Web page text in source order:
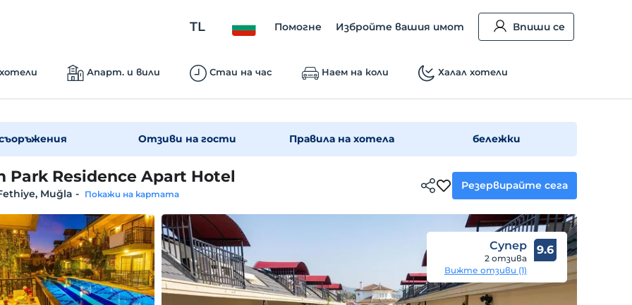
TL Помогне Избройте вашия имот Впиши се
Апарт. и вили Стаи на час Наем на коли Халал хотели
Отзиви на гости Правила на хотела бележки
Park Residence Apart Hotel
Muğla - Покажи на картата
Резервирайте сега
Супер
2 отзива
Вижте отзиви (1)
9.6